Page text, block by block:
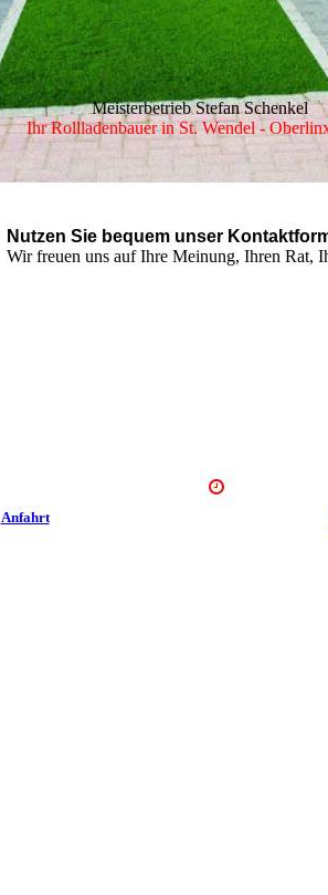
Meisterbetrieb Stefan Schenkel
Ihr Rollladenbauer in St. Wendel -
Nutzen Sie bequem unser
Wir freuen uns auf Ihre Meinung, Ihren Rat,
Anfahrt